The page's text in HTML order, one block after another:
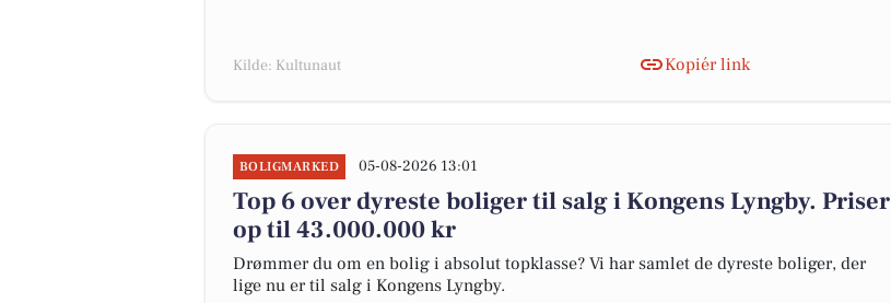
Kilde: Kultunaut Kopiér link
BOLIGMARKED 05-08-2026 13:01
Top 6 over dyreste boliger til salg i Kongens Lyngby. Priser
op til 43.000.000 kr
Drømmer du om en bolig i absolut topklasse? Vi har samlet de dyreste boliger, der
lige nu er til salg i Kongens Lyngby.